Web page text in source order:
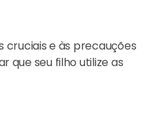
cruciais e às precauções
que seu filho utilize as